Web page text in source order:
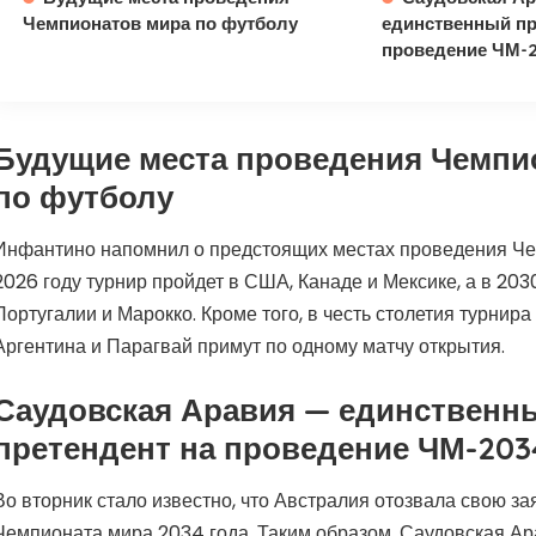
Чемпионатов мира по футболу
единственный
проведение ЧМ-
места проведения
футболу
напомнил о предстоящих местах проведения
году турнир пройдет в США, Канаде и Мексике, а в
и Марокко. Кроме того, в честь столетия
и Парагвай примут по одному матчу открытия.
Аравия —
на проведение ЧМ-
вторник стало известно, что Австралия отозвала свою